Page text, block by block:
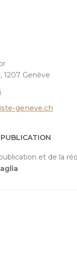
1207 Genève
geneve.ch
et de la